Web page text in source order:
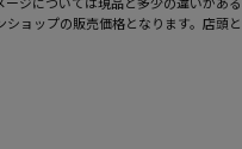
ショップの販売価格となります。店